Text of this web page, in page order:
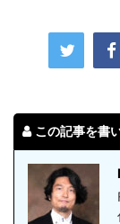
この記事を書